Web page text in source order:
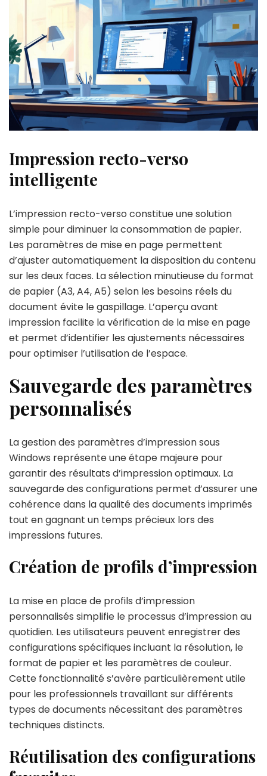
Impression recto-verso
intelligente
L’impression recto-verso constitue une solution
simple pour diminuer la consommation de papier.
Les paramètres de mise en page permettent
d’ajuster automatiquement la disposition du contenu
sur les deux faces. La sélection minutieuse du format
de papier (A3, A4, A5) selon les besoins réels du
document évite le gaspillage. L’aperçu avant
impression facilite la vérification de la mise en page
et permet d’identifier les ajustements nécessaires
pour optimiser l’utilisation de l’espace.
Sauvegarde des paramètres
personnalisés
La gestion des paramètres d’impression sous
Windows représente une étape majeure pour
garantir des résultats d’impression optimaux. La
sauvegarde des configurations permet d’assurer une
cohérence dans la qualité des documents imprimés
tout en gagnant un temps précieux lors des
impressions futures.
Création de profils d’impression
La mise en place de profils d’impression
personnalisés simplifie le processus d’impression au
quotidien. Les utilisateurs peuvent enregistrer des
configurations spécifiques incluant la résolution, le
format de papier et les paramètres de couleur.
Cette fonctionnalité s’avère particulièrement utile
pour les professionnels travaillant sur différents
types de documents nécessitant des paramètres
techniques distincts.
Réutilisation des configurations